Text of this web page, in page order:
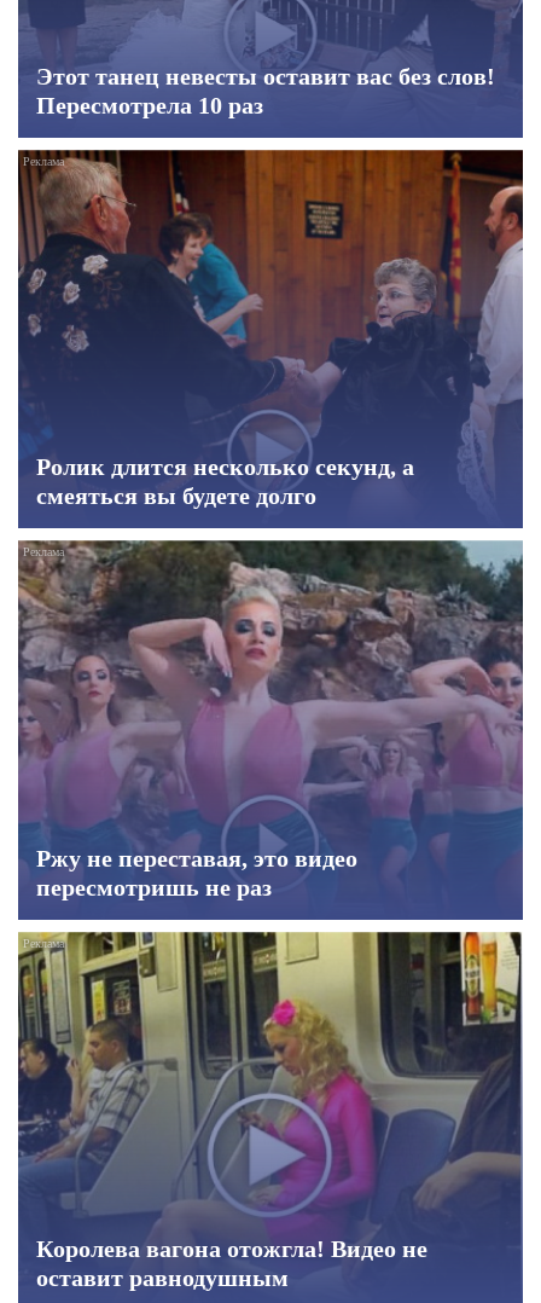
Этот танец невесты оставит вас без слов!
Пересмотрела 10 раз
Ролик длится несколько секунд, а
смеяться вы будете долго
Ржу не переставая, это видео
пересмотришь не раз
Королева вагона отожгла! Видео не
оставит равнодушным